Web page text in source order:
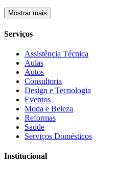
Mostrar mais
Serviços
Assistência Técnica
Aulas
Autos
Consultoria
Design e Tecnologia
Eventos
Moda e Beleza
Reformas
Saúde
Serviços Domésticos
Institucional